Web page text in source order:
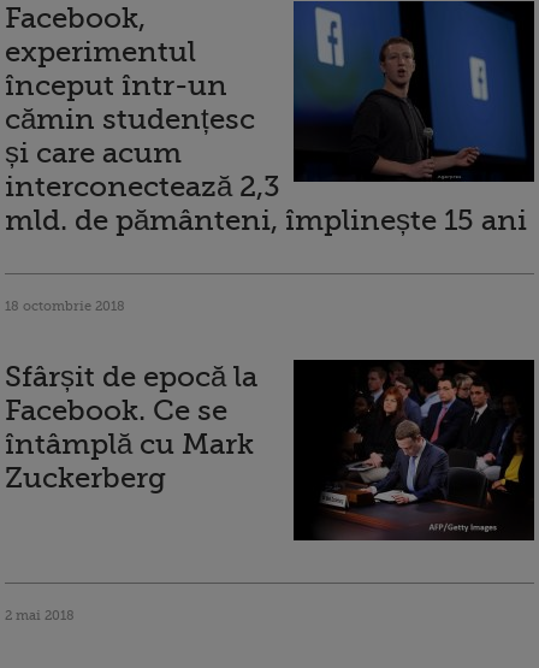
Facebook,
experimentul
început într-un
cămin studențesc
și care acum
interconectează 2,3
mld. de pământeni, împlinește 15 ani
18 octombrie 2018
Sfârșit de epocă la
Facebook. Ce se
întâmplă cu Mark
Zuckerberg
2 mai 2018